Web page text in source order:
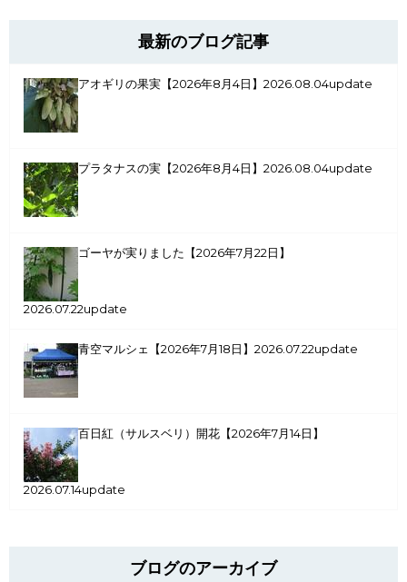
最新のブログ記事
アオギリの果実【2026年8月4日】 2026.08.04update
プラタナスの実【2026年8月4日】 2026.08.04update
ゴーヤが実りました【2026年7月22日】
2026.07.22update
青空マルシェ【2026年7月18日】 2026.07.22update
百日紅（サルスベリ）開花【2026年7月14日】
2026.07.14update
ブログのアーカイブ